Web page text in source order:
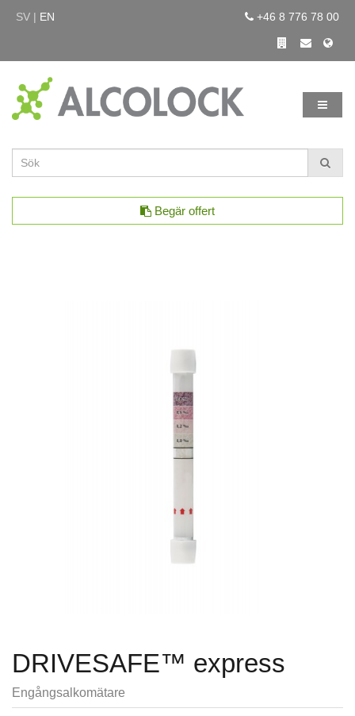
SV | EN +46 8 776 78 00
Begär offert
DRIVESAFE™ express
Engångsalkomätare